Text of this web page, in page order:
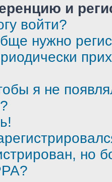
и
войти?
нужно
я не
но